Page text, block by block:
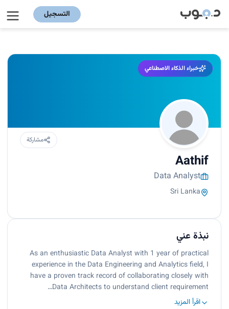
التسجيل
خبراء الذكاء الاصطناعي
مشاركة
Aathif
Data Analyst
Sri Lanka
نبذة عني
As an enthusiastic Data Analyst with 1 year of practical
experience in the Data Engineering and Analytics field, I
have a proven track record of collaborating closely with
Data Architects to understand client requirement…
اقرأ المزيد